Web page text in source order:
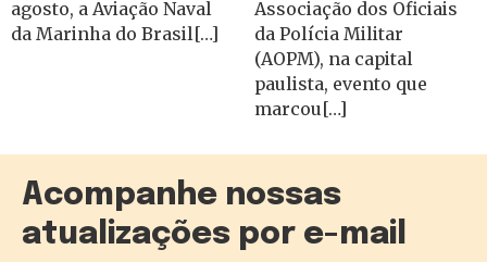
agosto, a Aviação Naval
da Marinha do Brasil[…]
Associação dos Oficiais
da Polícia Militar
(AOPM), na capital
paulista, evento que
marcou[…]
Acompanhe nossas
atualizações por e-mail